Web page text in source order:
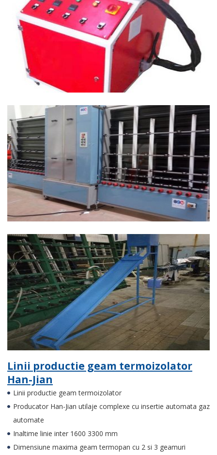
Linii productie geam termoizolator
Han-Jian
Linii productie geam termoizolator
Producator Han-Jian utilaje complexe cu insertie automata gaz
automate
Inaltime linie inter 1600 3300 mm
Dimensiune maxima geam termopan cu 2 si 3 geamuri